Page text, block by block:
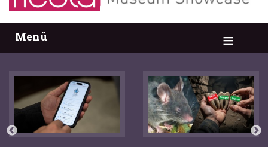
Menü